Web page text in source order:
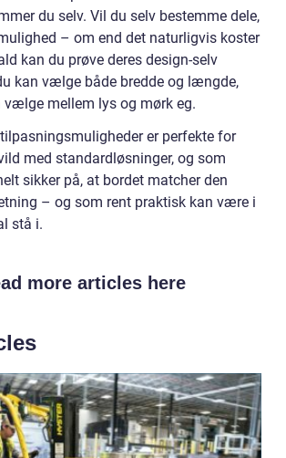
du selv. Vil du selv bestemme dele,
– om end det naturligvis koster
kan du prøve deres design-selv
kan vælge både bredde og længde,
vælge mellem lys og mørk eg.
er perfekte for
med standardløsninger, og som
sikker på, at bordet matcher den
– og som rent praktisk kan være i
stå i.
more articles here